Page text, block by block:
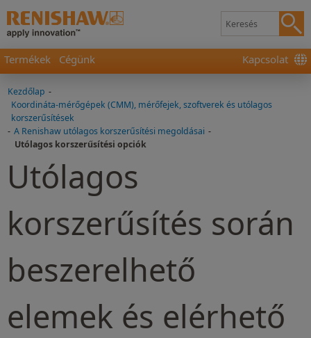
Termékek Cégünk Kapcsolat
Kezdőlap -
Koordináta-mérőgépek (CMM), mérőfejek, szoftverek és utólagos
korszerűsítések
- A Renishaw utólagos korszerűsítési megoldásai -
Utólagos korszerűsítési opciók
Utólagos
korszerűsítés során
beszerelhető
elemek és elérhető